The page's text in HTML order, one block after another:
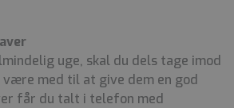
uge, skal du dels tage imod
med til at give dem en god
får du talt i telefon med